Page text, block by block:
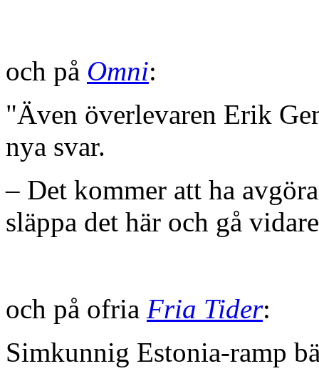
och på Omni:
"Även överlevaren Erik
nya svar.
– Det kommer att ha
släppa det här och gå
och på ofria Fria Tider:
Simkunnig Estonia-ramp